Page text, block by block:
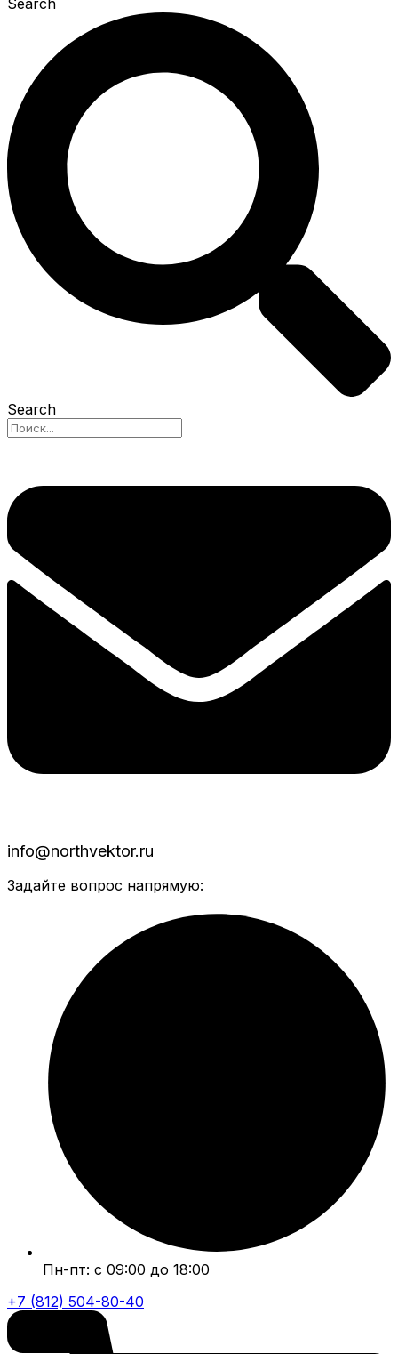
Search
Search
info@northvektor.ru
Задайте вопрос напрямую:
Пн-пт: с 09:00 до 18:00
+7 (812) 504-80-40